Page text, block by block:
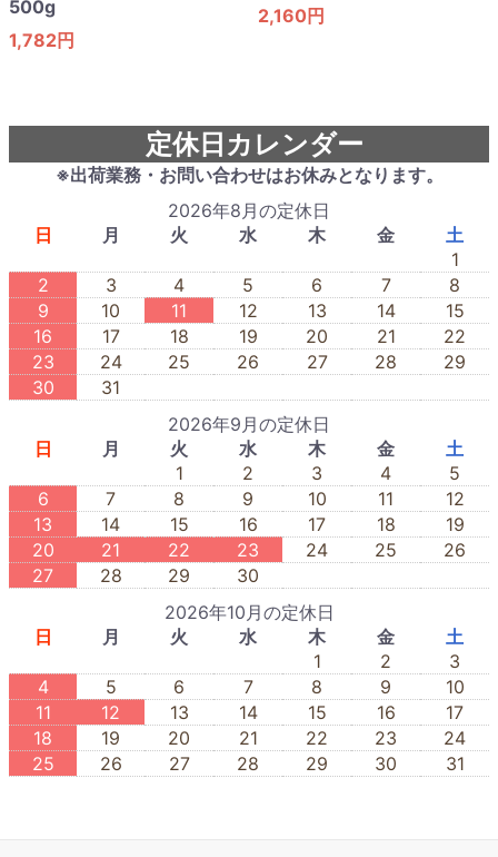
500g
1,782円
2,160円
定休日カレンダー
※出荷業務・お問い合わせはお休みとなります。
2026年8月の定休日
日
月 火 水 木 金
土
1
2
3 4 5 6 7
8
9
10 11 12 13 14
15
16
17 18 19 20 21
22
23
24 25 26 27 28
29
30
31
2026年9月の定休日
日
月 火 水 木 金
土
1
2 3 4
5
6
7 8 9 10 11
12
13
14 15 16 17 18
19
20
21 22 23 24 25
26
27
28 29
30
2026年10月の定休日
日
月 火 水 木 金
土
1
2
3
4
5 6 7 8 9
10
11
12 13 14 15 16
17
18
19 20 21 22 23
24
25
26 27 28 29 30 31